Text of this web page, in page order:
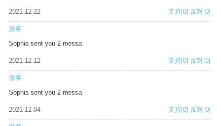
2021-12-22 支持[0] 反对[0]
游客
Sophia sent you 2 messa
2021-12-12 支持[0] 反对[0]
游客
Sophia sent you 2 messa
2021-12-04 支持[0] 反对[0]